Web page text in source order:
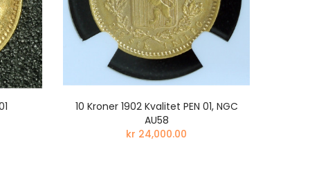
10 Kroner 1902 Kvalitet PEN 01, NGC
AU58
kr 24,000.00